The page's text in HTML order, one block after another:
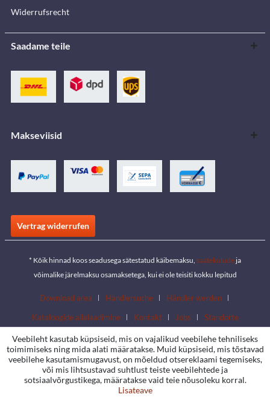
Widerrufsrecht
Saadame teile
Makseviisid
Vertrag widerrufen
* Kõik hinnad koos seadusega sätestatud käibemaksu, saatekulude ja
võimalike järelmaksu osamaksetega, kui ei ole teisiti kokku lepitud
Download area Händlersuche
Händler werden
Kataloogide allalaadimine
Kontakt Jobs Standorte
Veebileht kasutab küpsiseid, mis on vajalikud veebilehe tehniliseks
toimimiseks ning mida alati määratakse. Muid küpsiseid, mis tõstavad
veebilehe kasutamismugavust, on mõeldud otsereklaami tegemiseks,
või mis lihtsustavad suhtlust teiste veebilehtede ja
sotsiaalvõrgustikega, määratakse vaid teie nõusoleku korral.
Lisateave